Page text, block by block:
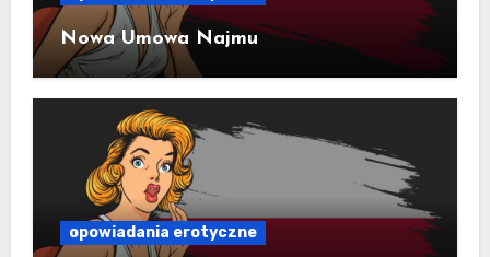
Nowa Umowa Najmu
opowiadania erotyczne